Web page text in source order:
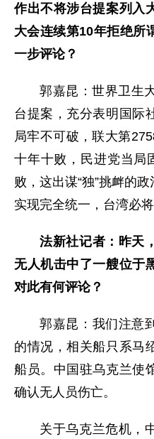
作出不将涉台提案列入
大会连续第10年拒绝所
一步评论？
郭嘉昆：世界卫生
台提案，充分表明国际
局牢不可破，联大第
十年十败，民进党当局
败，这出谋“独”挑衅的
实现完全统一，台湾必
法新社记者：昨天
无人机击中了一艘位于
对此有何评论？
郭嘉昆：我们注意
的情况，相关船只系马
船员。中国驻乌克兰使
确认无人员伤亡。
关于乌克兰危机，